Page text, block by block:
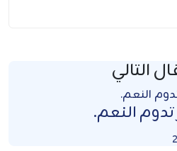
التالي
النعم.